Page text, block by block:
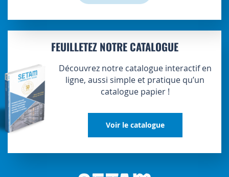
FEUILLETEZ NOTRE CATALOGUE
Découvrez notre catalogue interactif en
ligne, aussi simple et pratique qu’un
catalogue papier !
Voir le catalogue